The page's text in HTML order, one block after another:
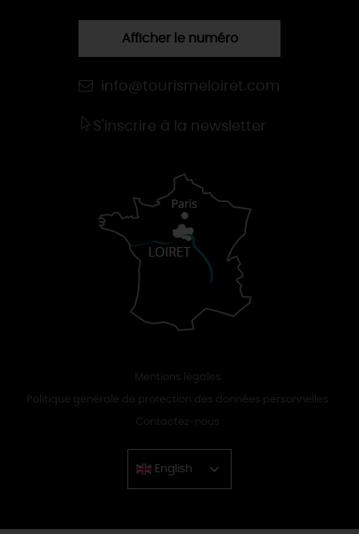
Afficher le numéro
info@tourismeloiret.com
S'inscrire à la newsletter
Mentions légales
Politique générale de protection des données personnelles
Contactez-nous
English
Chinese